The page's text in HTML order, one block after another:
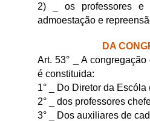
2) _ os professores e
admoestação e
DA
Art. 53° _ A
é constituida:
1° _ Do Diretor da Escóla
2° _ dos professores
3° _ Dos auxiliares de